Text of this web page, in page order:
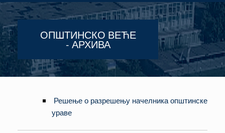
ОПШТИНСКО ВЕЋЕ
- АРХИВА
Решење о разрешењу начелника општинске
ураве